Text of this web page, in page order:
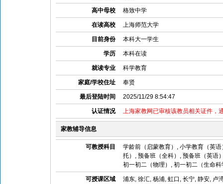
高中母校 格致中学
在读高校 上海师范大学
目前身份 本科大一学生
学历 本科在读
就读专业 科学教育
家庭/学校住址 奉贤
最后登陆时间 2025/11/29 8:54:47
认证情况 上海家教网已审核该教员相关证件，
家教辅导信息
可教授科目
学龄前（启蒙教育）, 小学教育（英
托）, 预备班（全科）, 预备班（英语
初一初二（物理）, 初一初二（生命
可授课区域
浦东, 徐汇, 杨浦, 虹口, 长宁, 静安, 卢